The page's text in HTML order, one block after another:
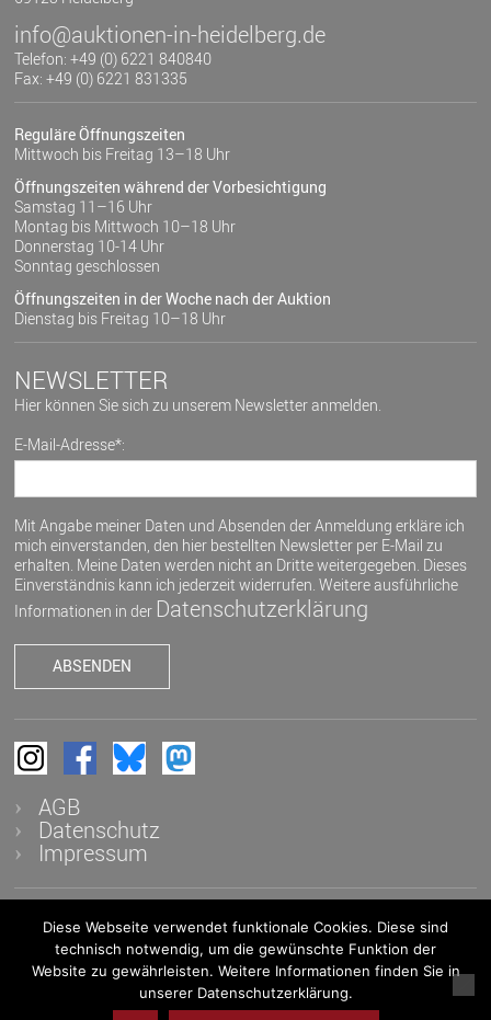
info@auktionen-in-heidelberg.de
Telefon: +49 (0) 6221 840840
Fax: +49 (0) 6221 831335
Reguläre Öffnungszeiten
Mittwoch bis Freitag 13–18 Uhr
Öffnungszeiten während der Vorbesichtigung
Samstag 11–16 Uhr
Montag bis Mittwoch 10–18 Uhr
Donnerstag 10-14 Uhr
Sonntag geschlossen
Öffnungszeiten in der Woche nach der Auktion
Dienstag bis Freitag 10–18 Uhr
NEWSLETTER
Hier können Sie sich zu unserem Newsletter anmelden.
E-Mail-Adresse*:
Mit Angabe meiner Daten und Absenden der Anmeldung erkläre ich
mich einverstanden, den hier bestellten Newsletter per E-Mail zu
erhalten. Meine Daten werden nicht an Dritte weitergegeben. Dieses
Einverständnis kann ich jederzeit widerrufen. Weitere ausführliche
Informationen in der Datenschutzerklärung
AGB
Datenschutz
Impressum
© 2026 K&K - Auktionen in Heidelberg OHG - Alle Rechte
vorbehalten
Diese Webseite verwendet funktionale Cookies. Diese sind
technisch notwendig, um die gewünschte Funktion der
Website zu gewährleisten. Weitere Informationen finden Sie in
unserer Datenschutzerklärung.